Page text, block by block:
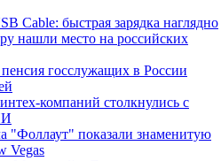
Cable: быстрая зарядка наглядно
нашли место на российских
госслужащих в России
компаний столкнулись с
"Фоллаут" показали знаменитую
Vegas